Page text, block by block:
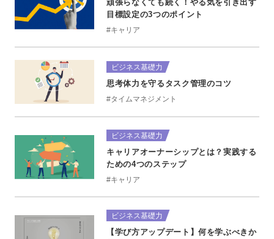
頑張らなくても続く！やる気を引き出す
目標設定の3つのポイント
#キャリア
ビジネス基礎力
思考体力を守るタスク管理のコツ
#タイムマネジメント
ビジネス基礎力
キャリアオーナーシップとは？実践する
ための4つのステップ
#キャリア
ビジネス基礎力
【学び方アップデート】何を学ぶべきか